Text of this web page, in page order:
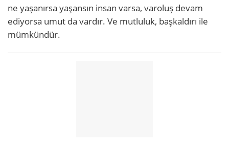
ne yaşanırsa yaşansın insan varsa, varoluş devam
ediyorsa umut da vardır. Ve mutluluk, başkaldırı ile
mümkündür.